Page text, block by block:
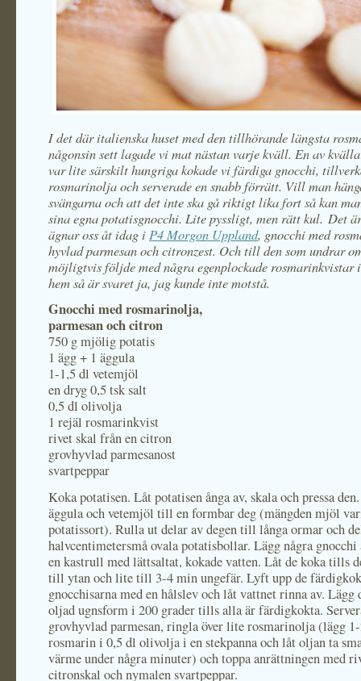
I det där italienska huset med den tillhörande längsta
någonsin sett lagade vi mat nästan varje kväll. En av
var lite särskilt hungriga kokade vi färdiga gnocchi,
rosmarinolja och serverade en snabb förrätt. Vill man
svängarna och att det inte ska gå riktigt lika fort så kan
sina egna potatisgnocchi. Lite pyssligt, men rätt kul. Det
ägnar oss åt idag i P4 Morgon Uppland, gnocchi med
hyvlad parmesan och citronzest. Och till den som undrar
möjligtvis följde med några egenplockade rosmarinkvistar
hem så är svaret ja, jag kunde inte motstå.
Gnocchi med rosmarinolja,
parmesan och citron
750 g mjölig potatis
1 ägg + 1 äggula
1-1,5 dl vetemjöl
en dryg 0,5 tsk salt
0,5 dl olivolja
1 rejäl rosmarinkvist
rivet skal från en citron
grovhyvlad parmesanost
svartpeppar
Koka potatisen. Låt potatisen ånga av, skala och pressa
äggula och vetemjöl till en formbar deg (mängden mjöl
potatissort). Rulla ut delar av degen till långa ormar och
halvcentimetersmå ovala potatisbollar. Lägg några gnocchi
en kastrull med lättsaltat, kokade vatten. Låt de koka tills
till ytan och lite till 3-4 min ungefär. Lyft upp de
gnocchisarna med en hålslev och låt vattnet rinna av. Lägg
oljad ugnsform i 200 grader tills alla är färdigkokta.
grovhyvlad parmesan, ringla över lite rosmarinolja (lägg
rosmarin i 0,5 dl olivolja i en stekpanna och låt oljan ta
värme under några minuter) och toppa anrättningen med
citronskal och nymalen svartpeppar.